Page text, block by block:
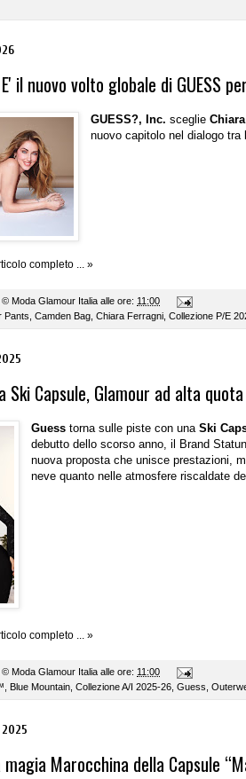
il nuovo volto globale di GUESS
GUESS?, Inc. sceglie
nuovo capitolo nel dialogo tra
completo ... »
© Moda Glamour Italia alle ore: 11:00
Pants Camden Bag Chiara Ferragni Collezione P/E
Ski Capsule, Glamour ad alta
Guess torna sulle piste con una Ski
debutto dello scorso anno, il Brand
nuova proposta che unisce prestazioni,
neve quanto nelle atmosfere riscaldate
completo ... »
© Moda Glamour Italia alle ore: 11:00
Blue Mountain Collezione A/I 2025-26 Guess
magia Marocchina della Capsule